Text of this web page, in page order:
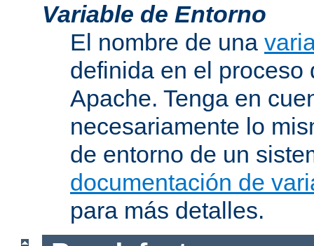
Variable de Entorno
El nombre de una
definida en el proceso
Apache. Tenga en
necesariamente lo
de entorno de un
documentación de
para más detalles.